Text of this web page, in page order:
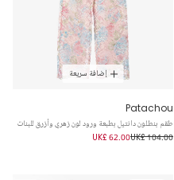
إضافة سريعة
Patachou
طقم بنطلون دانتيل بطبعة ورود لون زهري وأزرق للبنات
UK£ 104.00
UK£ 62.00